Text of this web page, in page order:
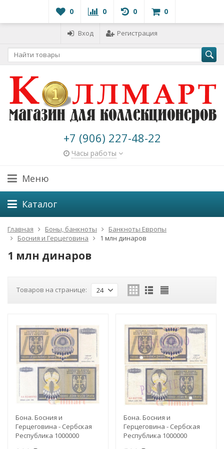
0 0 0 0
Вход Регистрация
+7 (906) 227-48-22
Часы работы
Меню
Каталог
Главная Боны, банкноты
Банкноты Европы
Босния и Герцеговина
1 млн динаров
1 млн динаров
Товаров на странице: 24
Бона. Босния и
Герцеговина - Сербская
Республика 1000000
Бона. Босния и
Герцеговина - Сербская
Республика 1000000